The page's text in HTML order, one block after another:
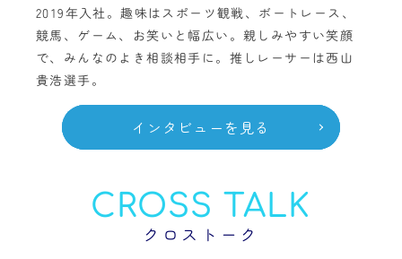
2019年入社。趣味はスポーツ観戦、ボートレース、
競馬、ゲーム、お笑いと幅広い。親しみやすい笑顔
で、みんなのよき相談相手に。推しレーサーは西山
貴浩選手。
インタビューを見る
CROSS TALK
クロストーク